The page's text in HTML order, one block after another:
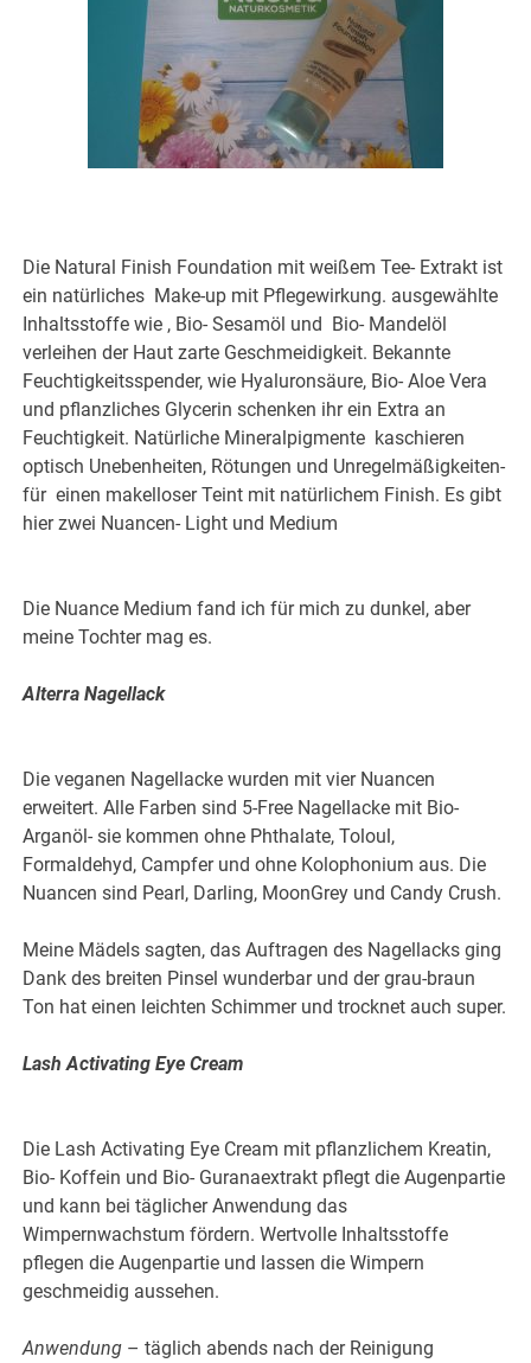
Die Natural Finish Foundation mit weißem Tee- Extrakt ist
ein natürliches Make-up mit Pflegewirkung. ausgewählte
Inhaltsstoffe wie , Bio- Sesamöl und Bio- Mandelöl
verleihen der Haut zarte Geschmeidigkeit. Bekannte
Feuchtigkeitsspender, wie Hyaluronsäure, Bio- Aloe Vera
und pflanzliches Glycerin schenken ihr ein Extra an
Feuchtigkeit. Natürliche Mineralpigmente kaschieren
optisch Unebenheiten, Rötungen und Unregelmäßigkeiten-
für einen makelloser Teint mit natürlichem Finish. Es gibt
hier zwei Nuancen- Light und Medium
Die Nuance Medium fand ich für mich zu dunkel, aber
meine Tochter mag es.
Alterra Nagellack
Die veganen Nagellacke wurden mit vier Nuancen
erweitert. Alle Farben sind 5-Free Nagellacke mit Bio-
Arganöl- sie kommen ohne Phthalate, Toloul,
Formaldehyd, Campfer und ohne Kolophonium aus. Die
Nuancen sind Pearl, Darling, MoonGrey und Candy Crush.
Meine Mädels sagten, das Auftragen des Nagellacks ging
Dank des breiten Pinsel wunderbar und der grau-braun
Ton hat einen leichten Schimmer und trocknet auch super.
Lash Activating Eye Cream
Die Lash Activating Eye Cream mit pflanzlichem Kreatin,
Bio- Koffein und Bio- Guranaextrakt pflegt die Augenpartie
und kann bei täglicher Anwendung das
Wimpernwachstum fördern. Wertvolle Inhaltsstoffe
pflegen die Augenpartie und lassen die Wimpern
geschmeidig aussehen.
Anwendung – täglich abends nach der Reinigung